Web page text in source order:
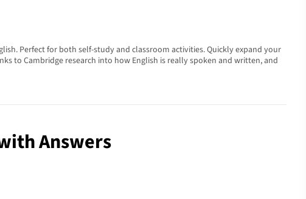
Perfect for both self-study and classroom activities. Quickly expand your
to Cambridge research into how English is really spoken and written, and
Answers